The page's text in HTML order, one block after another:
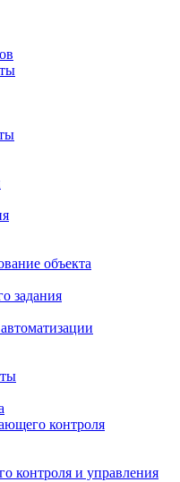
объекта
задания
контроля
контроля и управления